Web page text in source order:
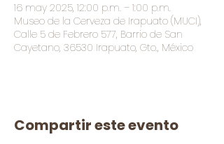
16 may 2025, 12:00 p.m. – 1:00 p.m.
Museo de la Cerveza de Irapuato (MUCI),
Calle 5 de Febrero 577, Barrio de San
Cayetano, 36530 Irapuato, Gto., México
Compartir este evento